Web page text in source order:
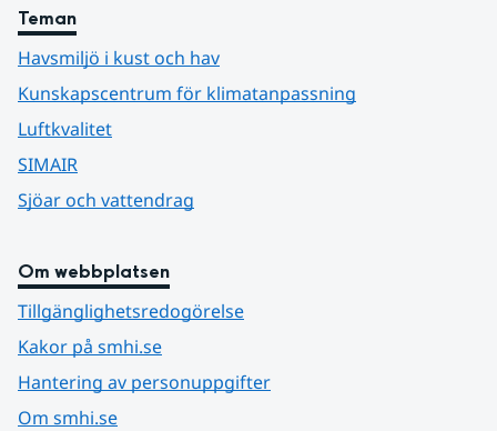
Teman
Havsmiljö i kust och hav
Kunskapscentrum för klimatanpassning
Luftkvalitet
SIMAIR
Sjöar och vattendrag
Om webbplatsen
Tillgänglighetsredogörelse
Kakor på smhi.se
Hantering av personuppgifter
Om smhi.se